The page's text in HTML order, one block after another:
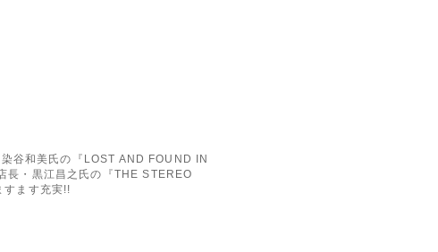
谷和美氏の『LOST AND FOUND IN
長・黒江昌之氏の『THE STEREO
すます充実!!